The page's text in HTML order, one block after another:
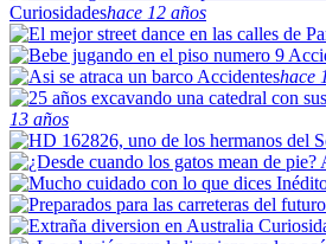
Curiosidadeshace 12 años
Accidenteshace
13 años